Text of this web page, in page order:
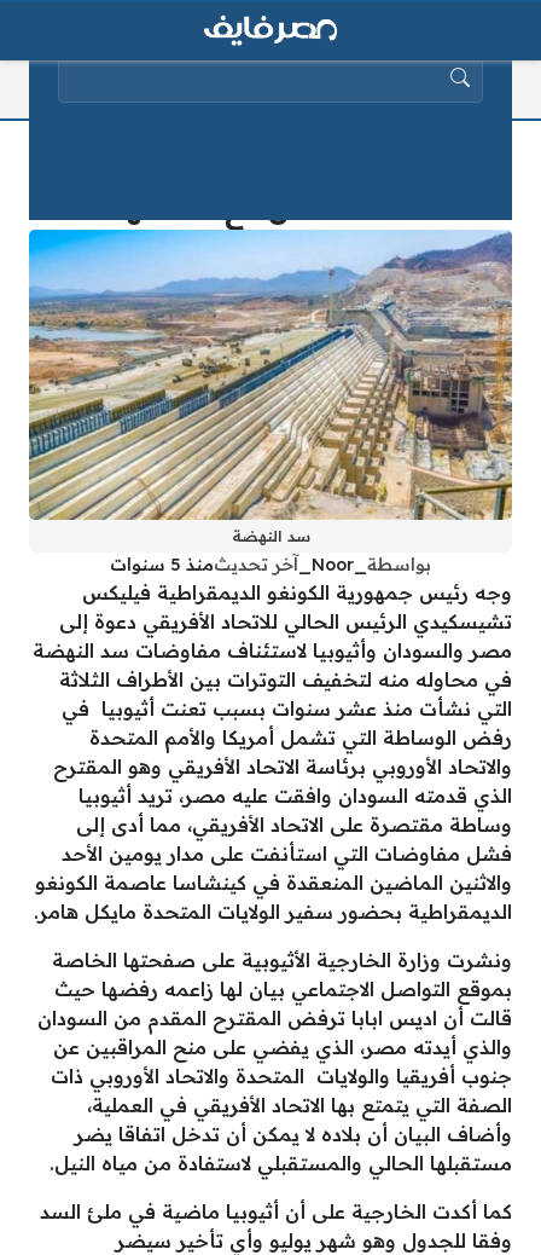
سد النهضة
بواسطة آخر تحديثمنذ 5 سنوات
وجه رئيس جمهورية الكونغو الديمقراطية فيليكس
تشيسكيدي الرئيس الحالي للاتحاد الأفريقي دعوة إلى
مصر والسودان وأثيوبيا لاستئناف مفاوضات سد النهضة
في محاوله منه لتخفيف التوترات بين الأطراف الثلاثة
التي نشأت منذ عشر سنوات بسبب تعنت أثيوبيا في
رفض الوساطة التي تشمل أمريكا والأمم المتحدة
والاتحاد الأوروبي برئاسة الاتحاد الأفريقي وهو المقترح
الذي قدمته السودان وافقت عليه مصر، تريد أثيوبيا
وساطة مقتصرة على الاتحاد الأفريقي، مما أدى إلى
فشل مفاوضات التي استأنفت على مدار يومين الأحد
والاثنين الماضين المنعقدة في كينشاسا عاصمة الكونغو
الديمقراطية بحضور سفير الولايات المتحدة مايكل هامر.
ونشرت وزارة الخارجية الأثيوبية على صفحتها الخاصة
بموقع التواصل الاجتماعي بيان لها زاعمه رفضها حيث
قالت أن اديس ابابا ترفض المقترح المقدم من السودان
والذي أيدته مصر، الذي يفضي على منح المراقبين عن
جنوب أفريقيا والولايات المتحدة والاتحاد الأوروبي ذات
الصفة التي يتمتع بها الاتحاد الأفريقي في العملية،
وأضاف البيان أن بلاده لا يمكن أن تدخل اتفاقا يضر
مستقبلها الحالي والمستقبلي لاستفادة من مياه النيل.
كما أكدت الخارجية على أن أثيوبيا ماضية في ملئ السد
وفقا للجدول وهو شهر يوليو وأي تأخير سيضر
البحث عن: